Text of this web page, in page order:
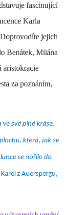
fascinující
Karla
jejich
Benátek, Milána
aristokracie
za poznáním,
své plné kráse.
která, jak se
se nořilo do
z Auerspergu,